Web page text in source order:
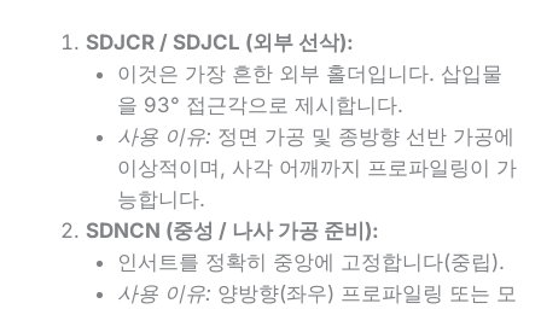
SDJCR / SDJCL (외부 선삭):
이것은 가장 흔한 외부 홀더입니다. 삽입물
을 93° 접근각으로 제시합니다.
사용 이유: 정면 가공 및 종방향 선반 가공에
이상적이며, 사각 어깨까지 프로파일링이 가
능합니다.
SDNCN (중성 / 나사 가공 준비):
인서트를 정확히 중앙에 고정합니다(중립).
사용 이유: 양방향(좌우) 프로파일링 또는 모